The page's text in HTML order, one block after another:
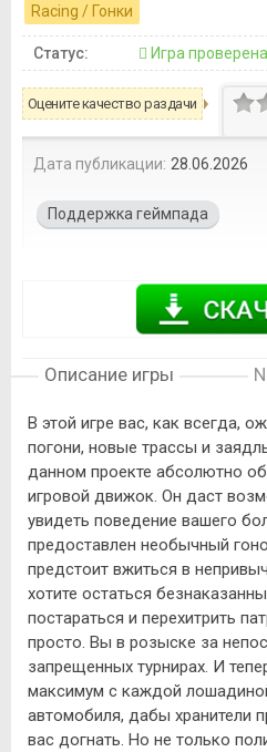
Racing / Гонки
Статус: Игра проверена
Оцените качество раздачи
Дата публикации: 28.06.2026
Поддержка геймпада
Описание игры
В этой игре вас, как всегда,
погони, новые трассы и
данном проекте абсолютно
игровой движок. Он даст
увидеть поведение вашего
предоставлен необычный
предстоит вжиться в
хотите остаться
постараться и перехитрить
просто. Вы в розыске за
запрещенных турнирах. И
максимум с каждой
автомобиля, дабы хранители
вас догнать. Но не только